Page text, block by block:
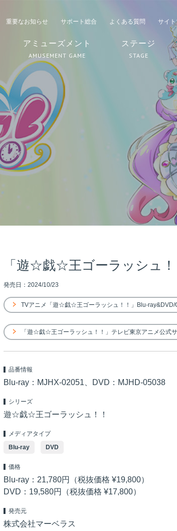
重要なお知らせ サポート総合 よくある質問 サイ
アミューズメント
AMUSEMENT GAME
ステージ
STAGE
「遊☆戯☆王ゴーラッシュ
発売日：2024/10/23
TVアニメ「遊☆戯☆王ゴーラッシュ！！」Blu-ray&DVD/
「遊☆戯☆王ゴーラッシュ！！」テレビ東京アニメ公式
品番情報
Blu-ray：MJHX-02051、DVD：MJHD-05038
シリーズ
遊☆戯☆王ゴーラッシュ！！
メディアタイプ
Blu-ray
DVD
価格
Blu-ray：21,780円（税抜価格 ¥19,800）
DVD：19,580円（税抜価格 ¥17,800）
発売元
株式会社マーベラス